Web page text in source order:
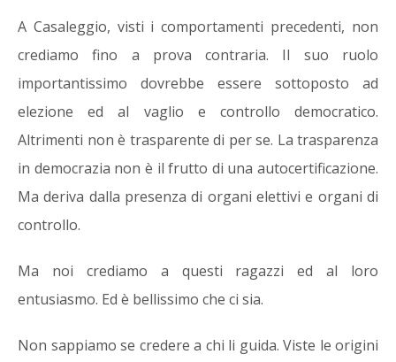
A Casaleggio, visti i comportamenti precedenti, non
crediamo fino a prova contraria. Il suo ruolo
importantissimo dovrebbe essere sottoposto ad
elezione ed al vaglio e controllo democratico.
Altrimenti non è trasparente di per se. La trasparenza
in democrazia non è il frutto di una autocertificazione.
Ma deriva dalla presenza di organi elettivi e organi di
controllo.
Ma noi crediamo a questi ragazzi ed al loro
entusiasmo. Ed è bellissimo che ci sia.
Non sappiamo se credere a chi li guida. Viste le origini